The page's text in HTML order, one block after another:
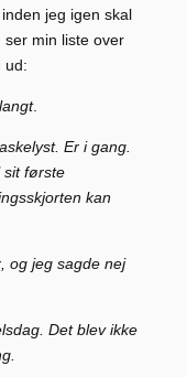
jeg igen skal
min liste over
ud:
.
Er i gang.
sit første
kan
og jeg sagde nej
Det blev ikke